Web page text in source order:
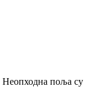
Неопходна поља су